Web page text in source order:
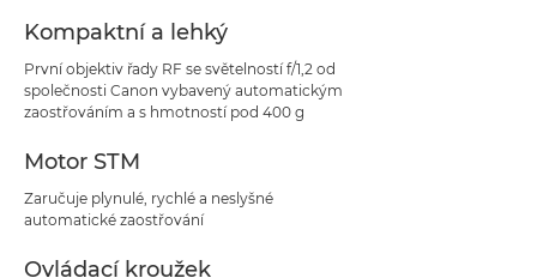
Kompaktní a lehký
První objektiv řady RF se světelností f/1,2 od
společnosti Canon vybavený automatickým
zaostřováním a s hmotností pod 400 g
Motor STM
Zaručuje plynulé, rychlé a neslyšné
automatické zaostřování
Ovládací kroužek